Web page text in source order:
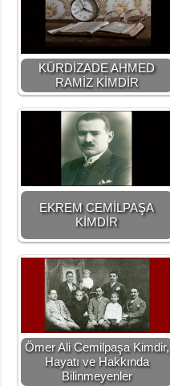
KÜRDİZADE AHMED
RAMİZ KİMDİR
EKREM CEMİLPAŞA
KİMDİR
Ömer Ali Cemilpaşa Kimdir,
Hayatı ve Hakkında
Bilinmeyenler